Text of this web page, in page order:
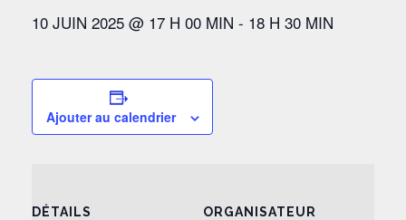
10 JUIN 2025 @ 17 H 00 MIN - 18 H 30 MIN
Ajouter au calendrier
DÉTAILS ORGANISATEUR